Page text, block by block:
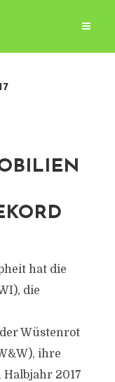
hat die
die
Wüstenrot
ihre
2017